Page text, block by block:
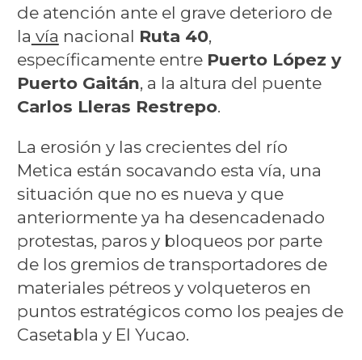
de atención ante el grave deterioro de
la vía nacional Ruta 40,
específicamente entre Puerto López y
Puerto Gaitán, a la altura del puente
Carlos Lleras Restrepo.
La erosión y las crecientes del río
Metica están socavando esta vía, una
situación que no es nueva y que
anteriormente ya ha desencadenado
protestas, paros y bloqueos por parte
de los gremios de transportadores de
materiales pétreos y volqueteros en
puntos estratégicos como los peajes de
Casetabla y El Yucao.